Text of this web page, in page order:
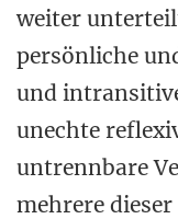
weiter
persönliche
und
unechte
untrennbare
mehrere